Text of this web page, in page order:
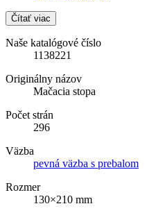
Čítať viac
Naše katalógové číslo
1138221
Originálny názov
Mačacia stopa
Počet strán
296
Väzba
pevná väzba s prebalom
Rozmer
130×210 mm